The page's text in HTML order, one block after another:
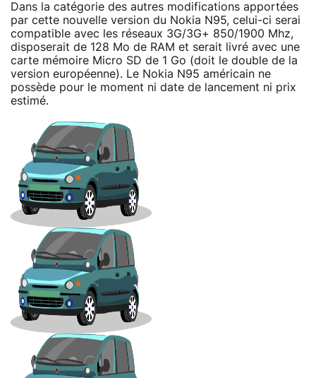
Dans la catégorie des autres modifications apportées
par cette nouvelle version du Nokia N95, celui-ci serai
compatible avec les réseaux 3G/3G+ 850/1900 Mhz,
disposerait de 128 Mo de RAM et serait livré avec une
carte mémoire Micro SD de 1 Go (doit le double de la
version européenne). Le Nokia N95 américain ne
possède pour le moment ni date de lancement ni prix
estimé.